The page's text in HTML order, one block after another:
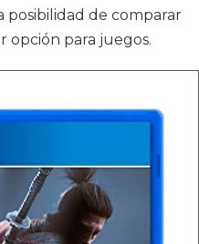
posibilidad de comparar
opción para juegos.